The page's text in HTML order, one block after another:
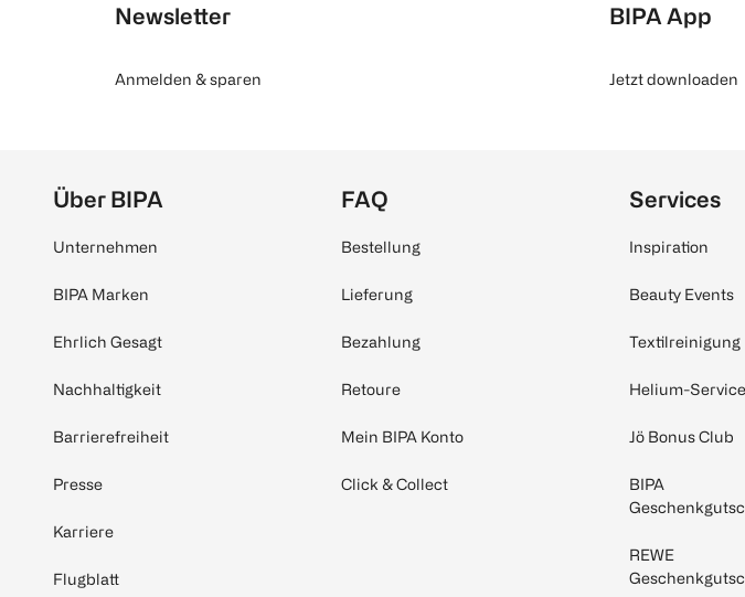
Newsletter
Anmelden & sparen
BIPA App
Jetzt downloaden
Über BIPA
Unternehmen
BIPA Marken
Ehrlich Gesagt
Nachhaltigkeit
Barrierefreiheit
Presse
Karriere
Flugblatt
FAQ
Bestellung
Lieferung
Bezahlung
Retoure
Mein BIPA Konto
Click & Collect
Services
Inspiration
Beauty Events
Textilreinigung
Helium-Service
Jö Bonus Club
BIPA
REWE